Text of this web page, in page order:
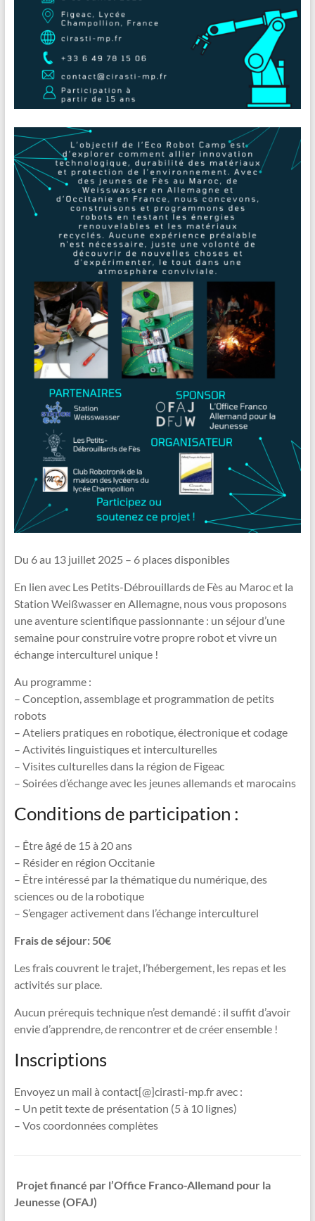
Du 6 au 13 juillet 2025 – 6 places disponibles
En lien avec Les Petits-Débrouillards de Fès au Maroc et la
Station Weißwasser en Allemagne, nous vous proposons
une aventure scientifique passionnante : un séjour d’une
semaine pour construire votre propre robot et vivre un
échange interculturel unique !
Au programme :
– Conception, assemblage et programmation de petits
robots
– Ateliers pratiques en robotique, électronique et codage
– Activités linguistiques et interculturelles
– Visites culturelles dans la région de Figeac
– Soirées d’échange avec les jeunes allemands et marocains
Conditions de participation :
– Être âgé de 15 à 20 ans
– Résider en région Occitanie
– Être intéressé par la thématique du numérique, des
sciences ou de la robotique
– S’engager activement dans l’échange interculturel
Frais de séjour: 50€
Les frais couvrent le trajet, l’hébergement, les repas et les
activités sur place.
Aucun prérequis technique n’est demandé : il suffit d’avoir
envie d’apprendre, de rencontrer et de créer ensemble !
Inscriptions
Envoyez un mail à contact[@]cirasti-mp.fr avec :
– Un petit texte de présentation (5 à 10 lignes)
– Vos coordonnées complètes
Projet financé par l’Office Franco-Allemand pour la
Jeunesse (OFAJ)